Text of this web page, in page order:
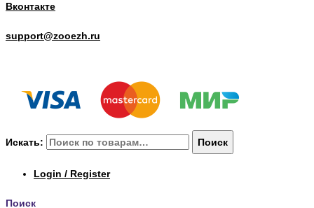
Вконтакте
support@zooezh.ru
Искать: Поиск
Login / Register
Поиск